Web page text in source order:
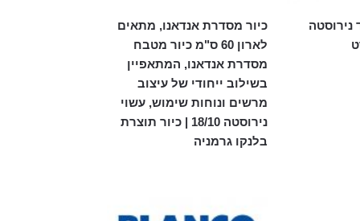
נירוסטה
כיור מסדרת אנדאנו, מתאים
לארון 60 ס"מ כיור מטבח
מסדרת אנדאנו, המתאפיין
בשילוב ייחודי של עיצוב
מרשים ונוחות שימוש, עשוי
נירוסטה 18/10 | כיור תוצרת
בלנקו גרמניה